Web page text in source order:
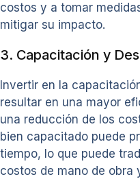
costos y a tomar
mitigar su impacto.
3. Capacitación y
Invertir en la
resultar en una mayor
una reducción de los
bien capacitado puede
tiempo, lo que puede
costos de mano de obra